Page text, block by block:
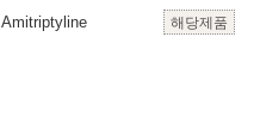
Amitriptyline 해당제품